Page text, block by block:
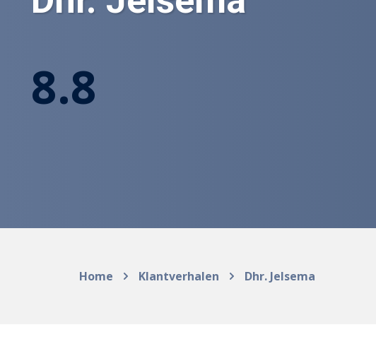
8.8
Home Klantverhalen Dhr. Jelsema